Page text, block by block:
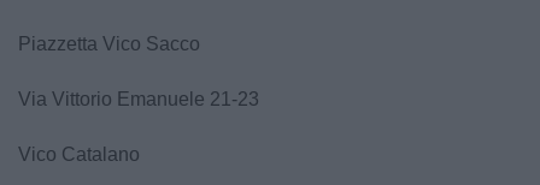
Piazzetta Vico Sacco
Via Vittorio Emanuele 21-23
Vico Catalano